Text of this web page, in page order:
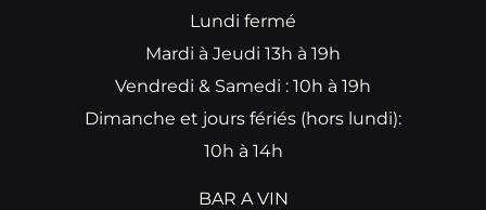
Lundi fermé
Mardi à Jeudi 13h à 19h
Vendredi & Samedi : 10h à 19h
Dimanche et jours fériés (hors lundi):
10h à 14h
BAR A VIN